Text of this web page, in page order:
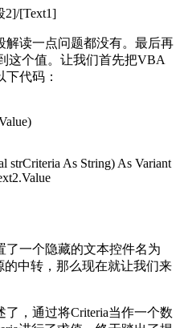
[Text1]
读一点问题都没有。最后再
这个值。让我们首先把VBA
代码：
strCriteria As String) As Variant
一个隐藏的文本控件名为
的中转，那么现在就让我们来
，通过将Criteria当作一个数